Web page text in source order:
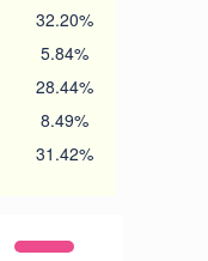
32.20%
5.84%
28.44%
8.49%
31.42%